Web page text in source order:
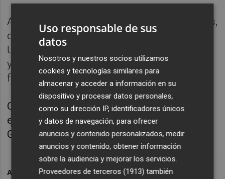
Antiguo jugador de varios equipos franceses,
del FC Barcelona, el Milan y el Manchester
United, Blanc fue campeón del mundo 1998
y de Europa en 2000 con la selección
francesa.
Como técnico, ha entrado al Burdeos, el
equipo nacional francés, el Paris Saint-
Germain y el Al Rayyan catarí.
ARCHIVADO EN
Uso responsable de sus
datos
Nosotros y nuestros socios utilizamos
cookies y tecnologías similares para
almacenar y acceder a información en su
dispositivo y procesar datos personales,
como su dirección IP, identificadores únicos
y datos de navegación, para ofrecer
anuncios y contenido personalizados, medir
anuncios y contenido, obtener información
sobre la audiencia y mejorar los servicios.
Proveedores de terceros (1913) también